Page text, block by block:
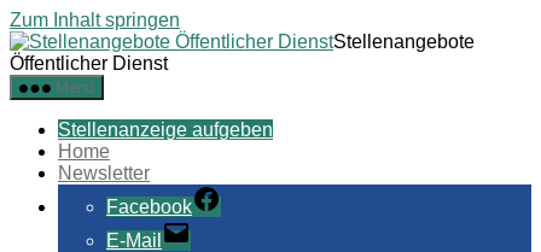
Zum Inhalt springen
Stellenangebote
Öffentlicher Dienst
Menü
Stellenanzeige aufgeben
Home
Newsletter
Facebook
E-Mail